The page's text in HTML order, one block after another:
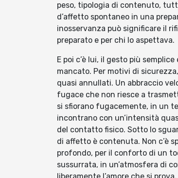
peso, tipologia di contenuto,
d’affetto spontaneo in una
inosservanza può significare il
preparato e per chi lo aspettava.
E poi c’è lui, il gesto più
mancato. Per motivi di
quasi annullati. Un abbraccio
fugace che non riesce a
si sfiorano fugacemente, in un
incontrano con un’intensità
del contatto fisico. Sotto lo
di affetto è contenuta. Non c’è
profondo, per il conforto di un
sussurrata, in un’atmosfera di